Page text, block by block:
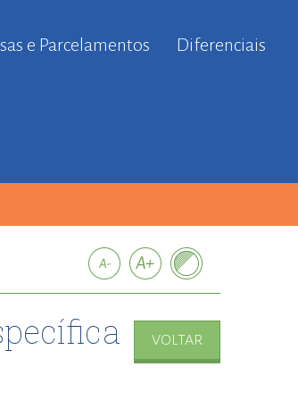
e Parcelamentos Diferenciais
VOLTAR